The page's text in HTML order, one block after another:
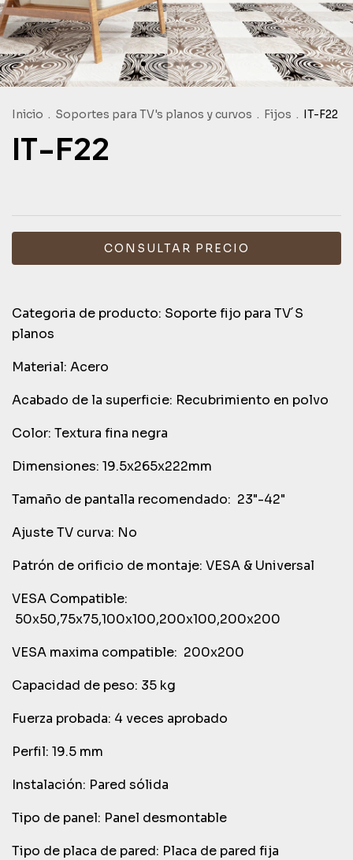
Inicio . Soportes para TV's planos y curvos . Fijos . IT-F22
IT-F22
Categoria de producto: Soporte fijo para TV´S
planos
Material: Acero
Acabado de la superficie: Recubrimiento en polvo
Color: Textura fina negra
Dimensiones: 19.5x265x222mm
Tamaño de pantalla recomendado: 23"-42"
Ajuste TV curva: No
Patrón de orificio de montaje: VESA & Universal
VESA Compatible:
50x50,75x75,100x100,200x100,200x200
VESA maxima compatible: 200x200
Capacidad de peso: 35 kg
Fuerza probada: 4 veces aprobado
Perfil: 19.5 mm
Instalación: Pared sólida
Tipo de panel: Panel desmontable
Tipo de placa de pared: Placa de pared fija